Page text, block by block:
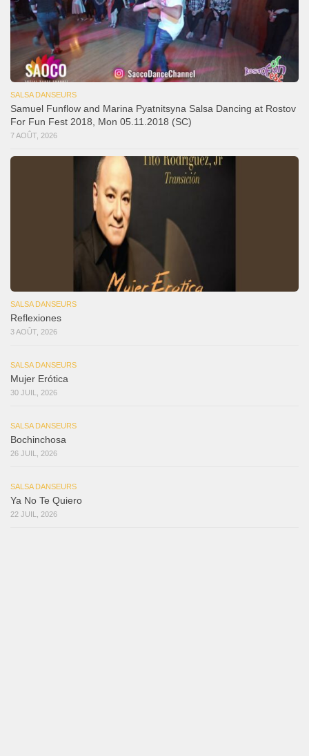
SALSA DANSEURS
Samuel Funflow and Marina Pyatnitsyna Salsa Dancing at Rostov
For Fun Fest 2018, Mon 05.11.2018 (SC)
7 AOÛT, 2026
SALSA DANSEURS
Reflexiones
3 AOÛT, 2026
SALSA DANSEURS
Mujer Erótica
30 JUIL, 2026
SALSA DANSEURS
Bochinchosa
26 JUIL, 2026
SALSA DANSEURS
Ya No Te Quiero
22 JUIL, 2026